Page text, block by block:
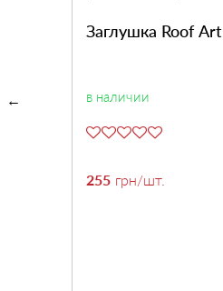
Заглушка Roof Art
в наличии
255 грн/шт.